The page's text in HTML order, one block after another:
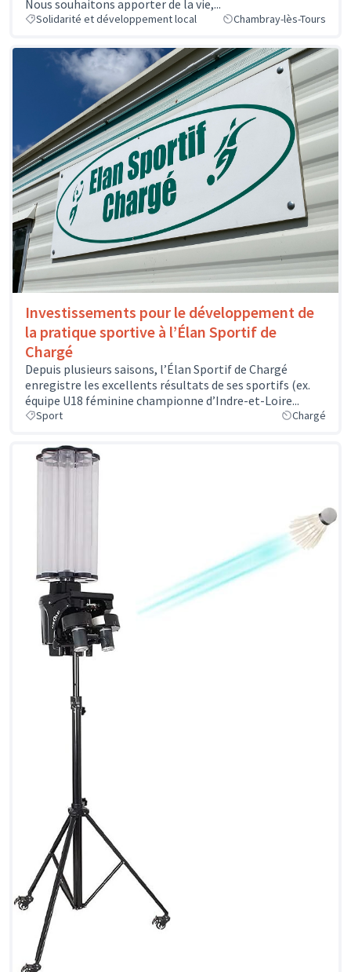
Nous souhaitons apporter de la vie,...
Solidarité et développement local Chambray-lès-Tours
Investissements pour le développement de
la pratique sportive à l’Élan Sportif de
Chargé
Depuis plusieurs saisons, l’Élan Sportif de Chargé
enregistre les excellents résultats de ses sportifs (ex.
équipe U18 féminine championne d’Indre-et-Loire...
Sport Chargé